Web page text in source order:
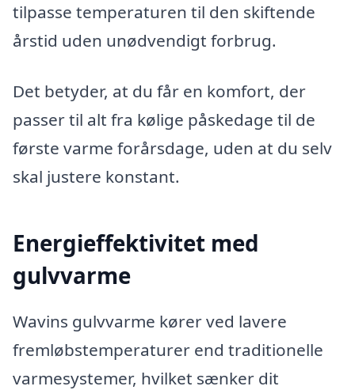
tilpasse temperaturen til den skiftende
årstid uden unødvendigt forbrug.
Det betyder, at du får en komfort, der
passer til alt fra kølige påskedage til de
første varme forårsdage, uden at du selv
skal justere konstant.
Energieffektivitet med
gulvvarme
Wavins gulvvarme kører ved lavere
fremløbstemperaturer end traditionelle
varmesystemer, hvilket sænker dit